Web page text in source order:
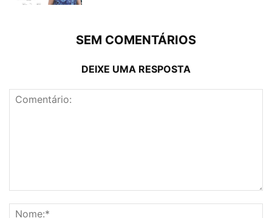
SEM COMENTÁRIOS
DEIXE UMA RESPOSTA